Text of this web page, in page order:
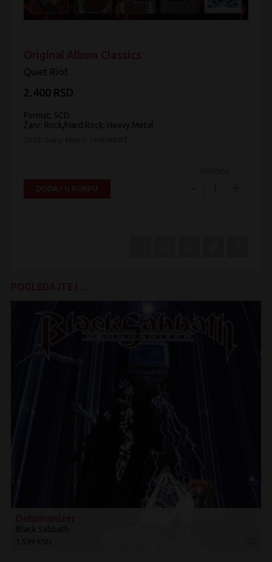
Quiet Riot
2.400 RSD
Format: 5CD
Žanr: Rock/Hard Rock, Heavy Metal
Black Sabbath
1.599 RSD